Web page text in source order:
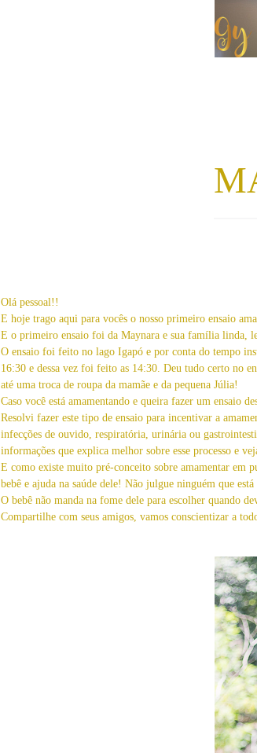
Olá pessoal!!
E hoje trago aqui para vocês o nosso primeiro ensaio
E o primeiro ensaio foi da Maynara e sua família linda,
O ensaio foi feito no lago Igapó e por conta do tempo
16:30 e dessa vez foi feito as 14:30. Deu tudo certo no
até uma troca de roupa da mamãe e da pequena Júlia!
Caso você está amamentando e queira fazer um ensaio
Resolvi fazer este tipo de ensaio para incentivar a
infecções de ouvido, respiratória, urinária ou
informações que explica melhor sobre esse processo e
E como existe muito pré-conceito sobre amamentar em
bebê e ajuda na saúde dele! Não julgue ninguém que
O bebê não manda na fome dele para escolher quando
Compartilhe com seus amigos, vamos conscientizar a